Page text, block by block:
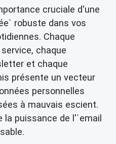
cruciale d'une
robuste dans vos
Chaque
chaque
et chaque
présente un vecteur
personnelles
à mauvais escient.
puissance de l'`email